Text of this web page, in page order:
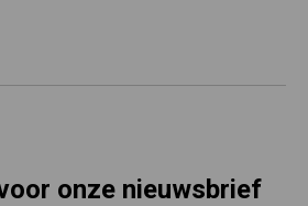
onze nieuwsbrief